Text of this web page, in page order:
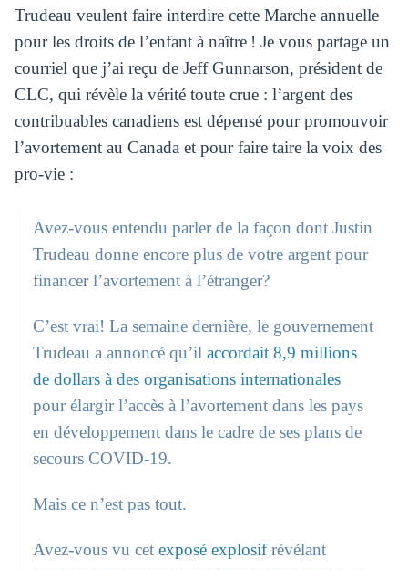
Trudeau veulent faire interdire cette Marche annuelle
pour les droits de l’enfant à naître ! Je vous partage un
courriel que j’ai reçu de Jeff Gunnarson, président de
CLC, qui révèle la vérité toute crue : l’argent des
contribuables canadiens est dépensé pour promouvoir
l’avortement au Canada et pour faire taire la voix des
pro-vie :
Avez-vous entendu parler de la façon dont Justin
Trudeau donne encore plus de votre argent pour
financer l’avortement à l’étranger?
C’est vrai! La semaine dernière, le gouvernement
Trudeau a annoncé qu’ilaccordait 8,9 millions
de dollars à des organisations internationales
pour élargir l’accès à l’avortement dans les pays
en développement dans le cadre de ses plans de
secours COVID-19.
Mais ce n’est pas tout.
Avez-vous vu cetexposé explosifrévélant